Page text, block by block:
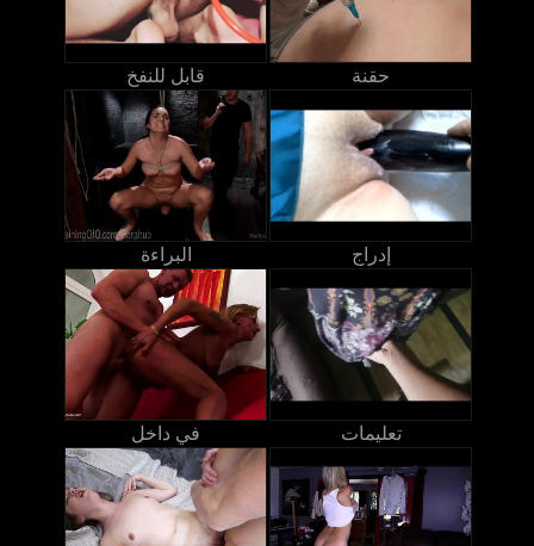
قابل للنفخ حقنة
البراءة إدراج
في داخل تعليمات